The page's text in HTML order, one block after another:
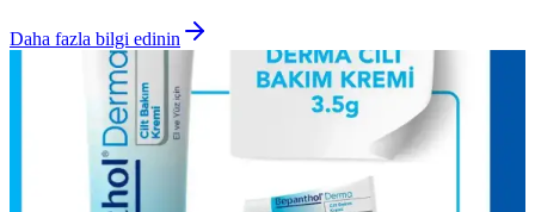
Daha fazla bilgi edinin